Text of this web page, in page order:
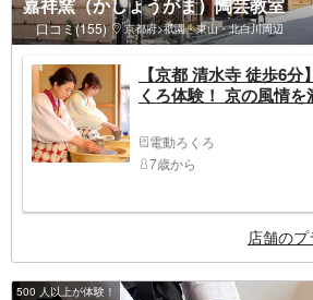
口コミ(155) 京都府>祇園・東山・北白川周辺
【京都 清水寺 徒歩6
くろ体験！ 京の風情を
電動ろくろ
7歳から
店舗の
500 人以上が体験！